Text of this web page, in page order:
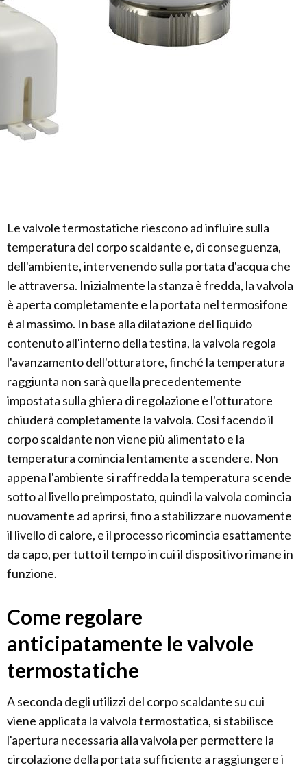
Le valvole termostatiche riescono ad influire sulla
temperatura del corpo scaldante e, di conseguenza,
dell'ambiente, intervenendo sulla portata d'acqua che
le attraversa. Inizialmente la stanza è fredda, la valvola
è aperta completamente e la portata nel termosifone
è al massimo. In base alla dilatazione del liquido
contenuto all'interno della testina, la valvola regola
l'avanzamento dell'otturatore, finché la temperatura
raggiunta non sarà quella precedentemente
impostata sulla ghiera di regolazione e l'otturatore
chiuderà completamente la valvola. Così facendo il
corpo scaldante non viene più alimentato e la
temperatura comincia lentamente a scendere. Non
appena l'ambiente si raffredda la temperatura scende
sotto al livello preimpostato, quindi la valvola comincia
nuovamente ad aprirsi, fino a stabilizzare nuovamente
il livello di calore, e il processo ricomincia esattamente
da capo, per tutto il tempo in cui il dispositivo rimane in
funzione.
Come regolare
anticipatamente le valvole
termostatiche
A seconda degli utilizzi del corpo scaldante su cui
viene applicata la valvola termostatica, si stabilisce
l'apertura necessaria alla valvola per permettere la
circolazione della portata sufficiente a raggiungere i